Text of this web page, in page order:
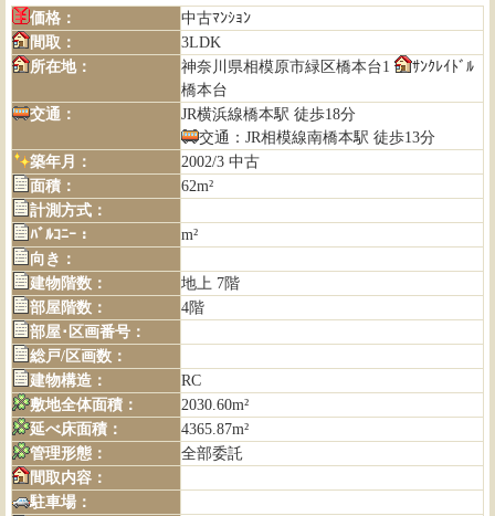
価格：
中古ﾏﾝｼｮﾝ
間取：
3LDK
所在地：
神奈川県相模原市緑区橋本台1
ｻﾝｸﾚｲﾄﾞﾙ
橋本台
交通：
JR横浜線橋本駅 徒歩18分
交通：JR相模線南橋本駅 徒歩13分
築年月：
2002/3 中古
面積：
62m²
計測方式：
ﾊﾞﾙｺﾆｰ：
m²
向き：
建物階数：
地上 7階
部屋階数：
4階
部屋･区画番号：
総戸/区画数：
建物構造：
RC
敷地全体面積：
2030.60m²
延べ床面積：
4365.87m²
管理形態：
全部委託
間取内容：
駐車場：